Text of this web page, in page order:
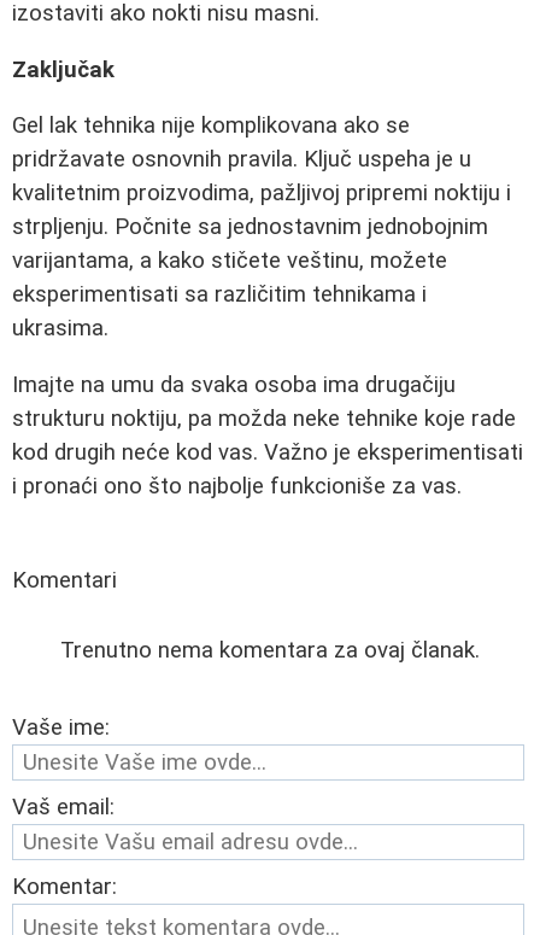
izostaviti ako nokti nisu masni.
Zaključak
Gel lak tehnika nije komplikovana ako se
pridržavate osnovnih pravila. Ključ uspeha je u
kvalitetnim proizvodima, pažljivoj pripremi noktiju i
strpljenju. Počnite sa jednostavnim jednobojnim
varijantama, a kako stičete veštinu, možete
eksperimentisati sa različitim tehnikama i
ukrasima.
Imajte na umu da svaka osoba ima drugačiju
strukturu noktiju, pa možda neke tehnike koje rade
kod drugih neće kod vas. Važno je eksperimentisati
i pronaći ono što najbolje funkcioniše za vas.
Komentari
Trenutno nema komentara za ovaj članak.
Vaše ime:
Vaš email:
Komentar: